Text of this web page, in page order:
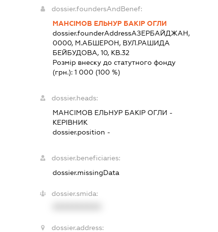
dossier.foundersAndBenef:
МАНСІМОВ ЕЛЬНУР БАКІР ОГЛИ
dossier.founderAddressАЗЕРБАЙДЖАН,
0000, М.АБШЕРОН, ВУЛ.РАШИДА
БЕЙБУДОВА, 10, КВ.32
Розмір внеску до статутного фонду
(грн.):1 000 (100 %)
dossier.heads:
МАНСІМОВ ЕЛЬНУР БАКІР ОГЛИ -
КЕРІВНИК
dossier.position -
dossier.beneficiaries:
dossier.missingData
dossier.smida:
dossier.address: